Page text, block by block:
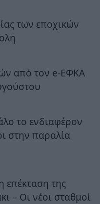
των εποχικών
από τον e-ΕΦΚΑ
το ενδιαφέρον
στην παραλία
επέκταση της
– Οι νέοι σταθμοί